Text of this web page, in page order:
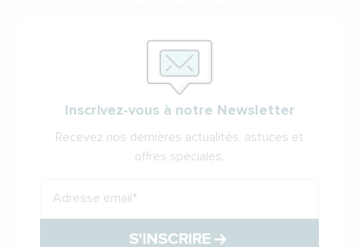
Inscrivez-vous à notre Newsletter
Recevez nos dernières actualités, astuces et
offres spéciales.
Adresse email*
S'INSCRIRE